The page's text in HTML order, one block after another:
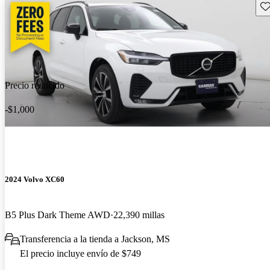
Precio reducido
-$1,000
2024 Volvo XC60
B5 Plus Dark Theme AWD 22,390 millas
Transferencia a la tienda a Jackson, MS
El precio incluye envío de $749